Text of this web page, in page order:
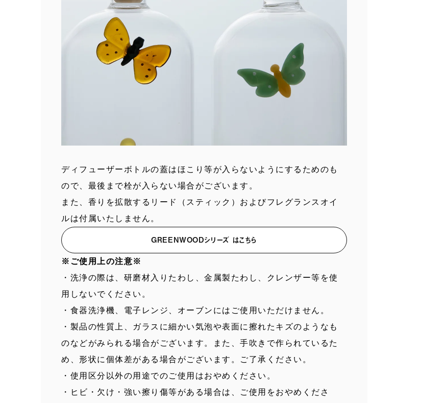
ディフューザーボトルの蓋はほこり等が入らないようにするためのも
ので、最後まで栓が入らない場合がございます。
また、香りを拡散するリード（スティック）およびフレグランスオイ
ルは付属いたしません。
GREENWOODシリーズ はこちら
※ご使用上の注意※
・洗浄の際は、研磨材入りたわし、金属製たわし、クレンザー等を使
用しないでください。
・食器洗浄機、電子レンジ、オーブンにはご使用いただけません。
・製品の性質上、ガラスに細かい気泡や表面に擦れたキズのようなも
のなどがみられる場合がございます。また、手吹きで作られているた
め、形状に個体差がある場合がございます。ご了承ください。
・使用区分以外の用途でのご使用はおやめください。
・ヒビ・欠け・強い擦り傷等がある場合は、ご使用をおやめくださ